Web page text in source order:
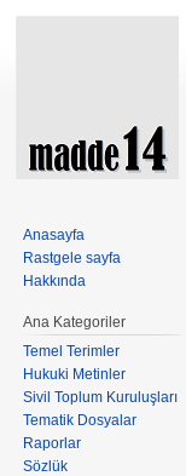
Anasayfa
Rastgele sayfa
Hakkında
Ana Kategoriler
Temel Terimler
Hukuki Metinler
Sivil Toplum Kuruluşları
Tematik Dosyalar
Raporlar
Sözlük